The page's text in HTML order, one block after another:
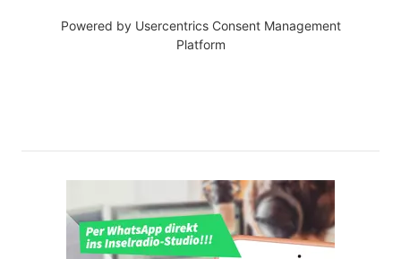
Powered by Usercentrics Consent Management
Platform